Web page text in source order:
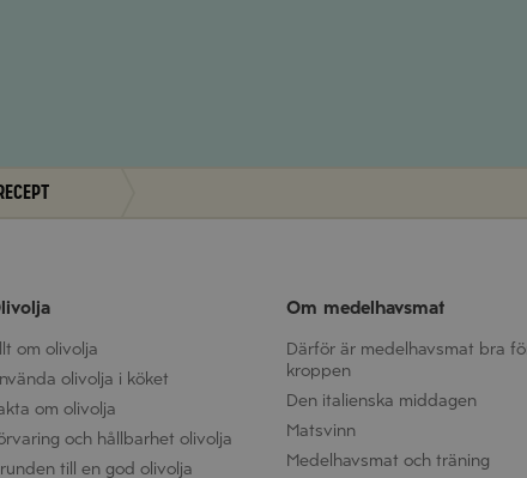
om olivolja
olivolja i köket
om olivolja
och hållbarhet olivolja
till en god olivolja
Om medelhavsmat
Därför är medelhavsmat bra
kroppen
Den italienska middagen
Matsvinn
Medelhavsmat och träning